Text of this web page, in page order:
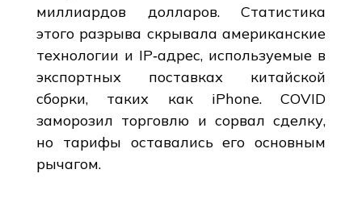
миллиардов долларов. Статистика
этого разрыва скрывала американские
технологии и IP‑адрес, используемые в
экспортных поставках китайской
сборки, таких как iPhone. COVID
заморозил торговлю и сорвал сделку,
но тарифы оставались его основным
рычагом.